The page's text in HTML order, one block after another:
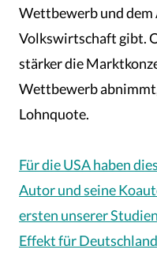
Wettbewerb und
Volkswirtschaft gibt.
stärker die
Wettbewerb
Lohnquote.
Für die USA haben
Autor und seine
ersten unserer
Effekt für Deutschland